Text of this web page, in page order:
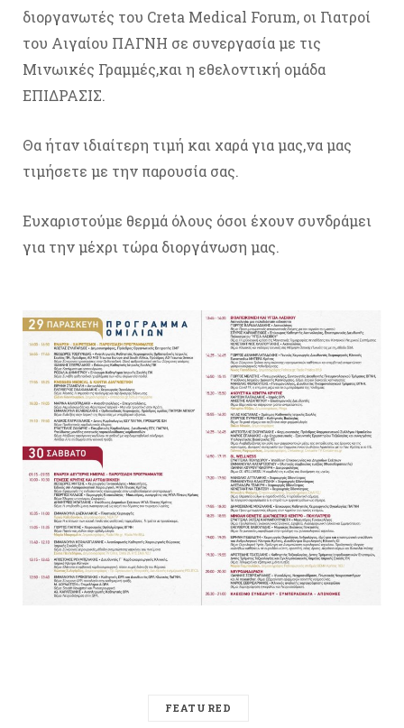
διοργανωτές του Creta Medical Forum, οι Γιατροί
του Αιγαίου ΠΑΓΝΗ σε συνεργασία με τις
Μινωικές Γραμμές,και η εθελοντική ομάδα
ΕΠΙΔΡΑΣΙΣ.
Θα ήταν ιδιαίτερη τιμή και χαρά για μας,να μας
τιμήσετε με την παρουσία σας.
Ευχαριστούμε θερμά όλους όσοι έχουν συνδράμει
για την μέχρι τώρα διοργάνωση μας.
FEATURED